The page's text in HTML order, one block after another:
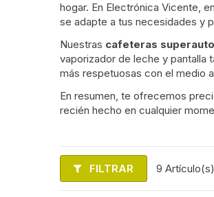
hogar. En Electrónica Vicente,
se adapte a tus necesidades y
Nuestras cafeteras
vaporizador de leche y pantalla
más respetuosas con el medio
En resumen, te ofrecemos
recién hecho en cualquier
FILTRAR 9 Artículo(s)